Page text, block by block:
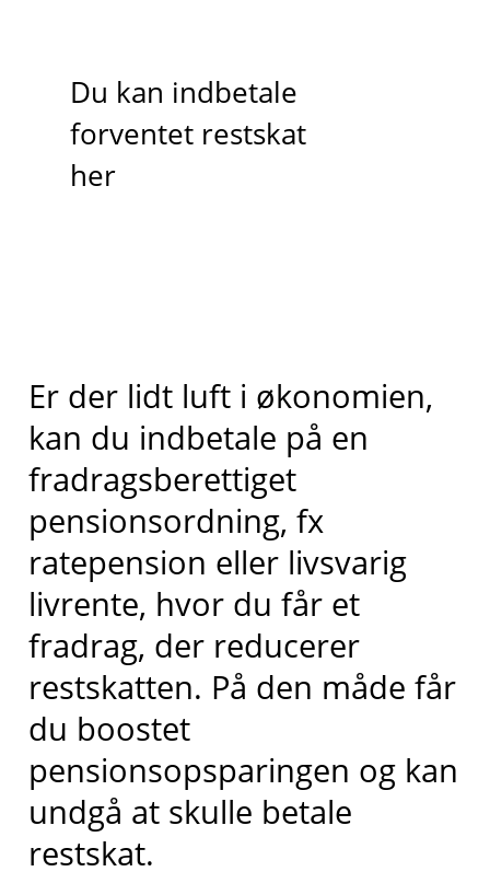
Du kan indbetale
forventet restskat
her
Er der lidt luft i økonomien,
kan du indbetale på en
fradragsberettiget
pensionsordning, fx
ratepension eller livsvarig
livrente, hvor du får et
fradrag, der reducerer
restskatten. På den måde får
du boostet
pensionsopsparingen og kan
undgå at skulle betale
restskat.